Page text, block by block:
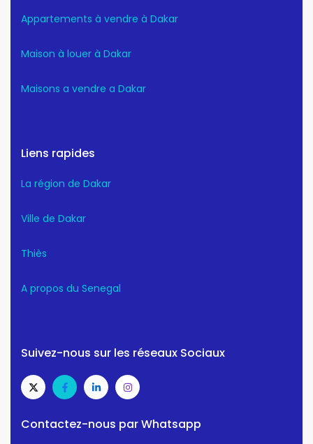
Appartements à vendre à Dakar
Maison à louer à Dakar
Maisons a vendre a Dakar
Liens rapides
La région de Dakar
Ville de Dakar
Thiès
A propos du Senegal
Suivez-nous sur les réseaux Sociaux
Contactez-nous par Whatsapp